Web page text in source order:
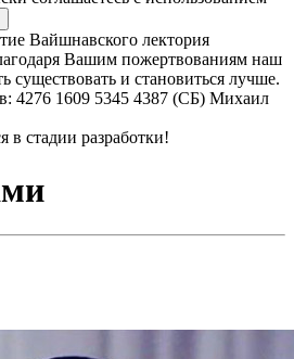
Вайшнавского лектория
Вашим пожертвованиям наш
существовать и становиться лучше.
4276 1609 5345 4387 (СБ) Михаил
в стадии разработки!